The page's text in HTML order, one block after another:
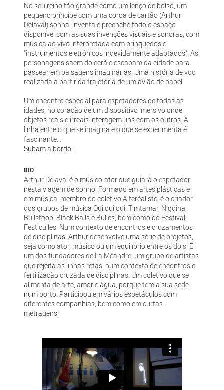
No seu reino tão grande como um lenço de bolso, um
pequeno príncipe com uma coroa de cartão (Arthur
Delaval) sonha, inventa e preenche todo o espaço
disponível com as suas invenções visuais e sonoras, com
música ao vivo interpretada com brinquedos e
"instrumentos eletrónicos indevidamente adaptados". As
personagens saem do ecrã e escapam da cidade para
passear em paisagens imaginárias. Uma história de voo
realizada a partir da trajetória de um avião de papel.
Um encontro especial para espetadores de todas as
idades, no coração de um dispositivo imersivo onde
objetos reais e irreais interagem uns com os outros. A
linha entre o que se imagina e o que se experimenta é
fascinante...
Subam a bordo!
BIO
Arthur Delaval é o músico-ator que guiará o espetador
nesta viagem de sonho. Formado em artes plásticas e
em música, membro do coletivo Alteréaliste, é o criador
dos grupos de música Oui oui oui, Timtamar, Nigdina,
Bullstoop, Black Balls e Bulles, bem como do Festival
Festiculles. Num contexto de encontros e cruzamentos
de disciplinas, Arthur desenvolve uma série de projetos,
seja como ator, músico ou um equilíbrio entre os dois. É
um dos fundadores de La Méandre, um grupo de artistas
que rejeita as linhas retas, num contexto de encontros e
fertilização cruzada de disciplinas. Um coletivo que se
alimenta de arte, amor e água, porque tem a sua sede
num porto. Participou em vários espetáculos com
diferentes companhias, bem como em curtas-
metragens.